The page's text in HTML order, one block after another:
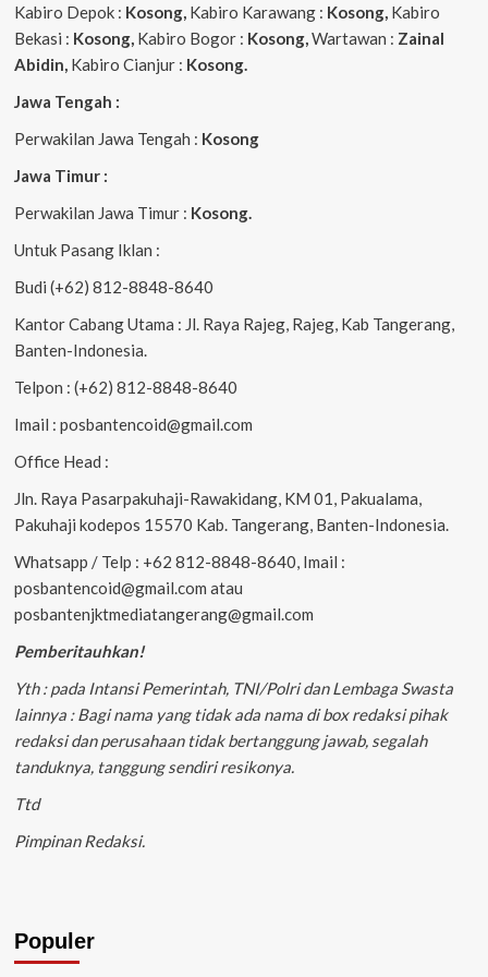
Kabiro Depok : Kosong,Kabiro Karawang : Kosong,Kabiro
Bekasi : Kosong,Kabiro Bogor : Kosong,Wartawan : Zainal
Abidin,Kabiro Cianjur : Kosong.
Jawa Tengah :
Perwakilan Jawa Tengah : Kosong
Jawa Timur :
Perwakilan Jawa Timur : Kosong.
Untuk Pasang Iklan :
Budi (+62) 812-8848-8640
Kantor Cabang Utama : Jl. Raya Rajeg, Rajeg, Kab Tangerang,
Banten-Indonesia.
Telpon : (+62) 812-8848-8640
Imail : posbantencoid@gmail.com
Office Head :
Jln. Raya Pasarpakuhaji-Rawakidang, KM 01, Pakualama,
Pakuhaji kodepos 15570 Kab. Tangerang, Banten-Indonesia.
Whatsapp / Telp : +62 812-8848-8640, Imail :
posbantencoid@gmail.com atau
posbantenjktmediatangerang@gmail.com
Pemberitauhkan!
Yth : pada Intansi Pemerintah, TNI/Polri dan Lembaga Swasta
lainnya : Bagi nama yang tidak ada nama di box redaksi pihak
redaksi dan perusahaan tidak bertanggung jawab, segalah
tanduknya, tanggung sendiri resikonya.
Ttd
Pimpinan Redaksi.
Populer